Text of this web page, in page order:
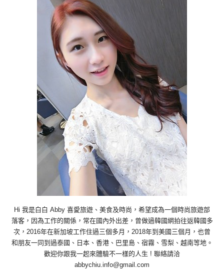
Hi 我是白白 Abby 喜愛旅遊、美食及時尚，希望成為一個時尚旅遊部
落客，因為工作的關係，常在國內外出差，曾做過韓國網拍往返韓國多
次，2016年在新加坡工作住過三個多月，2018年到美國三個月，也曾
和朋友一同到過泰國、日本、香港、巴里島、宿霧、雪梨、越南等地。
歡迎你跟我一起來體驗不一樣的人生 ! 聯絡請洽
abbychiu.info@gmail.com